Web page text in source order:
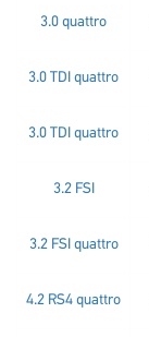
3.0 quattro
3.0 TDI quattro
3.0 TDI quattro
3.2 FSI
3.2 FSI quattro
4.2 RS4 quattro